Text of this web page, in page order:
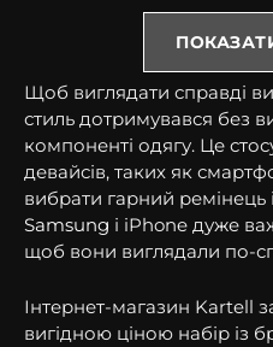
Щоб виглядати справді
стиль дотримувався без
компоненті одягу. Це
девайсів, таких як
вибрати гарний ремінець і
Samsung і iPhone дуже
щоб вони виглядали по-
Інтернет-магазин Kartell
вигідною ціною набір із